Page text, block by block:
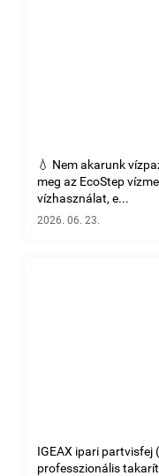
💧 Nem akarunk
meg az EcoStep
vízhasználat, e...
2026. 06. 23.
IGEAX ipari
professzionális